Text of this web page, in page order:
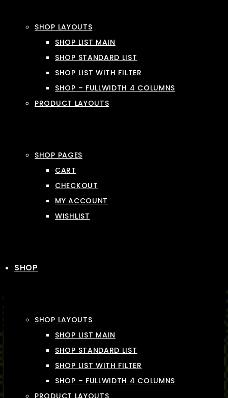
SHOP LAYOUTS
SHOP LIST MAIN
SHOP STANDARD LIST
SHOP LIST WITH FILTER
SHOP – FULLWIDTH 4 COLUMNS
PRODUCT LAYOUTS
SHOP PAGES
CART
CHECKOUT
MY ACCOUNT
WISHLIST
SHOP
SHOP LAYOUTS
SHOP LIST MAIN
SHOP STANDARD LIST
SHOP LIST WITH FILTER
SHOP – FULLWIDTH 4 COLUMNS
PRODUCT LAYOUTS